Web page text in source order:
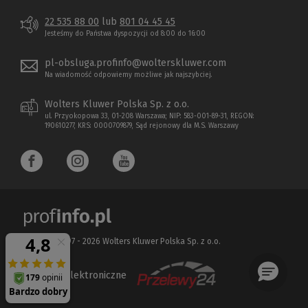
22 535 88 00 lub 801 04 45 45
Jesteśmy do Państwa dyspozycji od 8:00 do 16:00
pl-obsluga.profinfo@wolterskluwer.com
Na wiadomość odpowiemy możliwe jak najszybciej.
Wolters Kluwer Polska Sp. z o.o.
ul. Przyokopowa 33, 01-208 Warszawa; NIP: 583-001-89-31, REGON:
190610277, KRS: 0000709879, Sąd rejonowy dla M.S. Warszawy
Copyright 1997 - 2026 Wolters Kluwer Polska Sp. z o.o.
Płatności elektroniczne
(Nowe
okno)
(Link
do